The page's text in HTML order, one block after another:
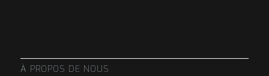
À PROPOS DE NOUS